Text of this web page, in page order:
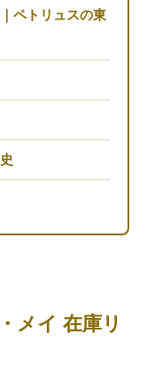
ペトリュスの東
メイ 在庫リ